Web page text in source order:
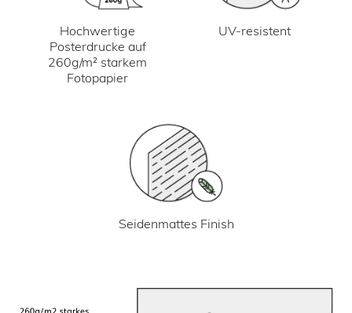
Hochwertige
Posterdrucke auf
260g/m² starkem
Fotopapier
UV-resistent
Seidenmattes Finish